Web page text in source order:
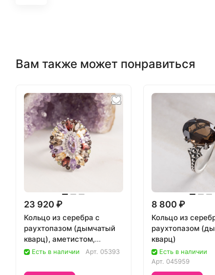
Вам также может понравиться
23 920 ₽
Кольцо из серебра с
раухтопазом (дымчатый
кварц), аметистом,
гранатом, цитрином
Есть в наличии Арт. 05393
8 800 ₽
Кольцо из
раухтопазом
кварц)
Есть в наличии
Арт. 045959